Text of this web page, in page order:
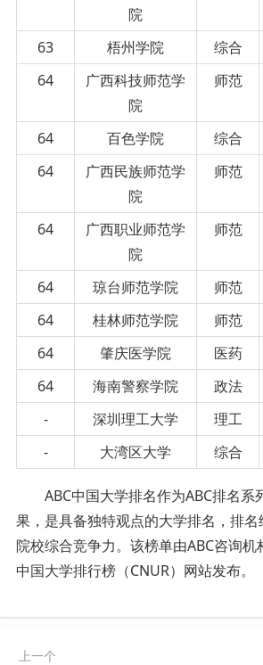
院
63 梧州学院 综合
64
广西科技师范学
院
师范
64 百色学院 综合
64
广西民族师范学
院
师范
64
广西职业师范学
院
师范
64 琼台师范学院 师范
64
桂林师范学院 师范
64
肇庆医学院 医药
64
海南警察学院 政法
-
深圳理工大学 理工
-
大湾区大学 综合
ABC中国大学排名作为ABC排名系
果，是具备独特观点的大学排名，排
院校综合竞争力。该榜单由ABC咨询
中国大学排行榜（CNUR）网站发布。
上一个